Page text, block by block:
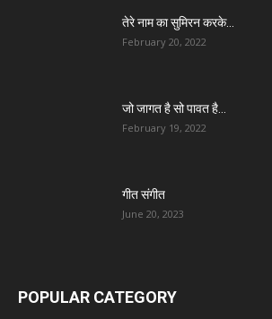
तेरे नाम का सुमिरन करके…
February 20, 2022
जो जागत है सो पावत है…
February 19, 2022
गीत संगीत
June 20, 2023
POPULAR CATEGORY